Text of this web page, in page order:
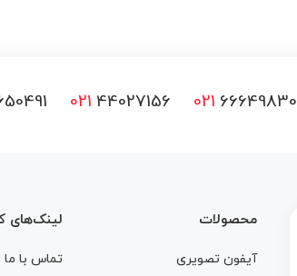
021 44027156 021 66649830
محصولات
آیفون تصویری
لینک‌های
تماس با ما